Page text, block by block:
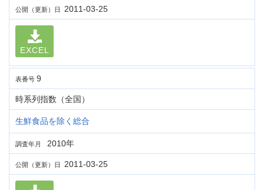
公開（更新）日 2011-03-25
EXCEL
表番号 9
時系列指数（全国）
生鮮食品を除く総合
調査年月 2010年
公開（更新）日 2011-03-25